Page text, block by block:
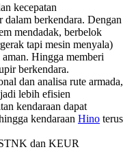
kecepatan
berkendara. Dengan
mendadak, berbelok
tapi mesin menyala)
Hingga memberi
berkendara.
dan analisa rute armada,
lebih efisien
kendaraan dapat
kendaraan Hino terus
dan KEUR